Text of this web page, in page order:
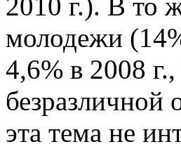
2010 г.). В то
молодежи
4,6% в 2008
безразличной
эта тема не